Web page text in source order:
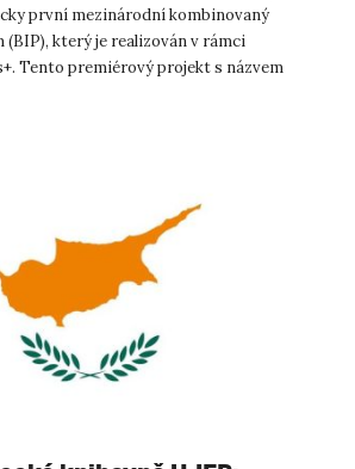
první mezinárodní kombinovaný
který je realizován v rámci
Tento premiérový projekt s názvem